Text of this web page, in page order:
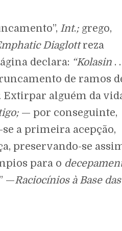
Int.; grego,
Diaglottreza
declara: “Kolasin .
de ramos
Extirpar alguém da
— por conseguinte,
a primeira acepção,
preservando-se
para o
—Raciocínios à Base das